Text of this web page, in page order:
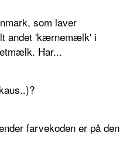
som laver
andet 'kærnemælk' i
Har...
farvekoden er på den